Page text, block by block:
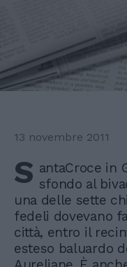
13 novembre 2011
S antaCroce in
sfondo al
una delle sette
fedeli dovevano
città, entro il
esteso baluardo